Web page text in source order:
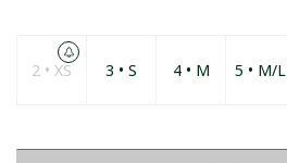
2 • XS 3 • S 4 • M 5 • M/L